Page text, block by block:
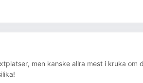
men kanske allra mest i kruka om